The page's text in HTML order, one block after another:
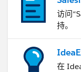
访问
持。
在